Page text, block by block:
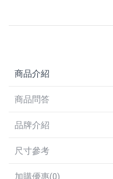
商品介紹
商品問答
品牌介紹
尺寸參考
加購優惠(0)